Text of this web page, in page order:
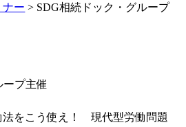
ナー > SDG相続ドック・グループ
ープ主催
をこう使え！ 現代型労働問題